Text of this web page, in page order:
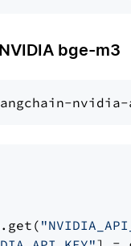
bge-m3